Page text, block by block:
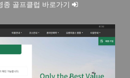
종 골프클럽 바로가기